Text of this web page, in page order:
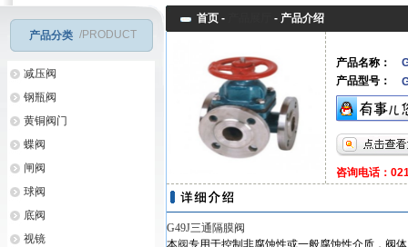
产品分类 /PRODUCT
减压阀
钢瓶阀
黄铜阀门
蝶阀
闸阀
球阀
底阀
视镜
首页 - - 产品介绍
产品名称：
产品型号：
咨询电话：
G49J三通隔膜阀
本阀专用于控制非腐蚀性或一般腐蚀性介质，阀